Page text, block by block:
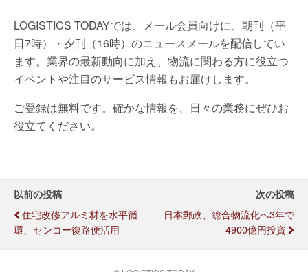
LOGISTICS TODAYでは、メール会員向けに、朝刊（平
日7時）・夕刊（16時）のニュースメールを配信してい
ます。業界の最新動向に加え、物流に関わる方に役立つ
イベントや注目のサービス情報もお届けします。
ご登録は無料です。確かな情報を、日々の業務にぜひお
役立てください。
以前の投稿
住宅改修アルミ材を水平循
環、センコー復路便活用
次の投稿
日本郵政、総合物流化へ3年で
4900億円投資